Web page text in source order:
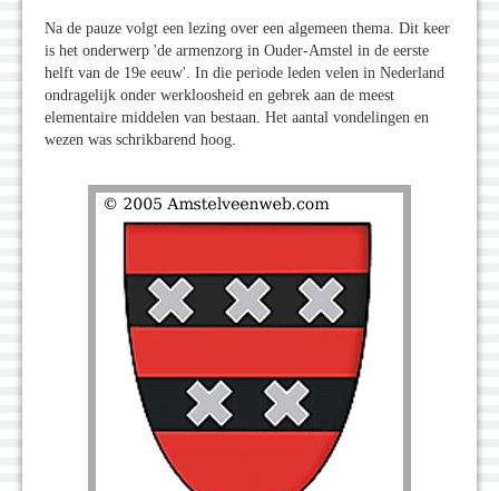
Na de pauze volgt een lezing over een algemeen thema. Dit keer
is het onderwerp 'de armenzorg in Ouder-Amstel in de eerste
helft van de 19e eeuw'. In die periode leden velen in Nederland
ondragelijk onder werkloosheid en gebrek aan de meest
elementaire middelen van bestaan. Het aantal vondelingen en
wezen was schrikbarend hoog.